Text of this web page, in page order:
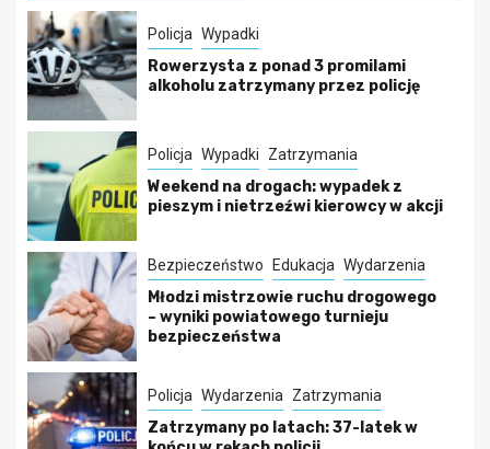
Policja Wypadki
Rowerzysta z ponad 3 promilami
alkoholu zatrzymany przez policję
Policja Wypadki Zatrzymania
Weekend na drogach: wypadek z
pieszym i nietrzeźwi kierowcy w akcji
Bezpieczeństwo Edukacja Wydarzenia
Młodzi mistrzowie ruchu drogowego
– wyniki powiatowego turnieju
bezpieczeństwa
Policja Wydarzenia Zatrzymania
Zatrzymany po latach: 37-latek w